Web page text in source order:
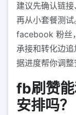
建议先确认链接
再从小套餐测
facebook 粉丝
承接和转化边
据进度帮你调整
fb刷赞
安排吗？